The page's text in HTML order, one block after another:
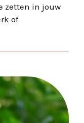
zetten in jouw
of